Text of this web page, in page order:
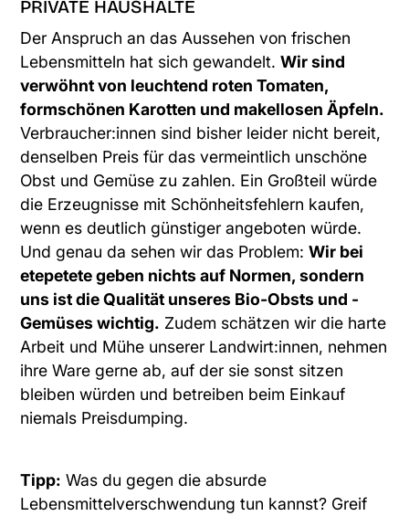
PRIVATE HAUSHALTE
Der Anspruch an das Aussehen von frischen
Lebensmitteln hat sich gewandelt.Wir sind
verwöhnt von leuchtend roten Tomaten,
formschönen Karotten und makellosen Äpfeln.
Verbraucher:innen sind bisher leider nicht bereit,
denselben Preis für das vermeintlich unschöne
Obst und Gemüse zu zahlen. Ein Großteil würde
die Erzeugnisse mit Schönheitsfehlern kaufen,
wenn es deutlich günstiger angeboten würde.
Und genau da sehen wir das Problem:Wir bei
etepetete geben nichts auf Normen, sondern
uns ist die Qualität unseres Bio-Obsts und -
Gemüses wichtig. Zudem schätzen wir die harte
Arbeit und Mühe unserer Landwirt:innen, nehmen
ihre Ware gerne ab, auf der sie sonst sitzen
bleiben würden und betreiben beim Einkauf
niemals Preisdumping.
Tipp: Was du gegen die absurde
Lebensmittelverschwendung tun kannst? Greif